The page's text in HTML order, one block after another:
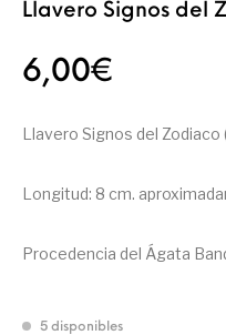
Llavero Signos del
6,00€
Llavero Signos del Zodiaco
Longitud: 8 cm.
Procedencia del Ágata
5 disponibles